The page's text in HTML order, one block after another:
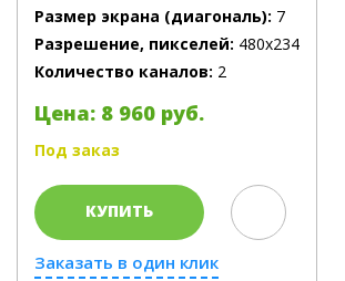
Размер экрана (диагональ): 7
Разрешение, пикселей: 480х234
Количество каналов: 2
Цена: 8 960 руб.
Под заказ
КУПИТЬ
Заказать в один клик